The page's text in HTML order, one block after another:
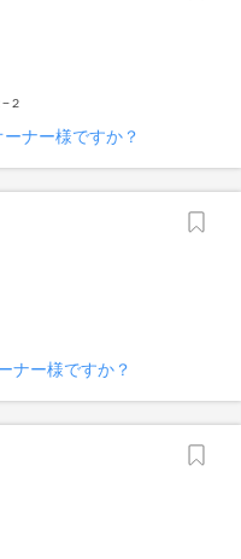
２
ナー様ですか？
ナー様ですか？